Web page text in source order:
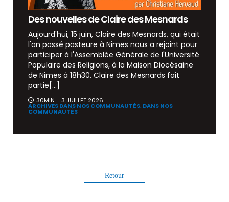
Des nouvelles de Claire des Mesnards
Aujourd'hui, 15 juin, Claire des Mesnards, qui était
l'an passé pasteure à Nimes nous a rejoint pour
participer à l'Assemblée Générale de l'Université
Populaire des Religions, à la Maison Diocésaine
de Nimes à 18h30. Claire des Mesnards fait
partie[...]
30MIN 3 JUILLET 2026
ARCHIVES DANS NOS COMMUNAUTÉS,DANS NOS
COMMUNAUTÉS
Retour